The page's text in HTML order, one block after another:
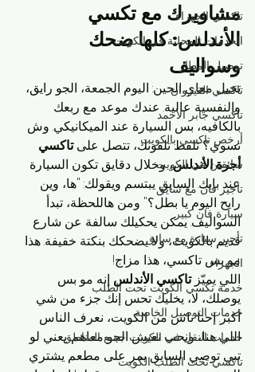
تاكسي الجهراء
الخدمات المحلية في الكويت
توصيل المطار
تاكسي القيروان
تاكسي جابر الأحمد
أرخص تاكسي بالكويت
سائقين في الكويت
تأجير فان مع سايق
سيارة فان كبير
تأجير سيارة مع سائق
الجهراء
خدمة تكسي الكويت تحت الطلب
خدمات التوصيل الخاصة
خدمات النقل في الكويت جميع المناطق
تاكسي تحت الطلب الكويت
مشاويرك مع تكسي
الأندلس: كلها ضحك
وسواليف
تخيل معاي الحين: اليوم الجمعة، الجو رايق،
والنفسية عالية. عندك موعد مع ربعك
بالكافيه، بس السيارة عند الميكانيكي. وش
تسوي؟ تلقط تلفونك، تتصل على تاكسي
أجرة الأندلس، وخلال دقايق تكون السيارة
عند بابك. السايق يبتسم ويقولك: "ها، وين
رايح اليوم يا بطل؟" ومن هاللحظة، تبدأ
السواليف. يمكن يحكيلك سالفة عن شارع
قديم بالكويت، ولا يضحكك بنكتة خفيفة. هذا
مو بس تاكسي، هذا مزاج!
اللي يميّز تاكسي الأندلس إنه مو بس
يوصلك، لا، يخليك تحس إنك جزء من شي
أكبر. إحنا ناس من الكويت، نعرف الناس
اللي هنا، ونحب نعيش الجو معاهم. يعني لو
تبي توصي السايق يمر على مطعم يشتري